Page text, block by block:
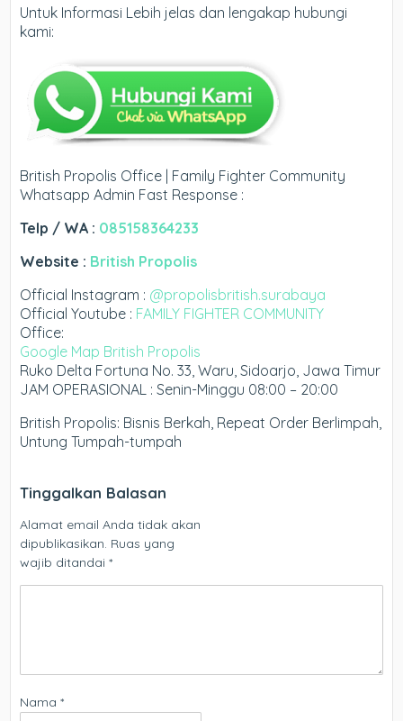
Untuk Informasi Lebih jelas dan lengakap hubungi
kami:
British Propolis Office | Family Fighter Community
Whatsapp Admin Fast Response :
Telp / WA : 085158364233
Website : British Propolis
Official Instagram : @propolisbritish.surabaya
Official Youtube : FAMILY FIGHTER COMMUNITY
Office:
Google Map British Propolis
Ruko Delta Fortuna No. 33, Waru, Sidoarjo, Jawa Timur
JAM OPERASIONAL : Senin-Minggu 08:00 – 20:00
British Propolis: Bisnis Berkah, Repeat Order Berlimpah,
Untung Tumpah-tumpah
Tinggalkan Balasan
Alamat email Anda tidak akan
dipublikasikan. Ruas yang
wajib ditandai*
Nama*